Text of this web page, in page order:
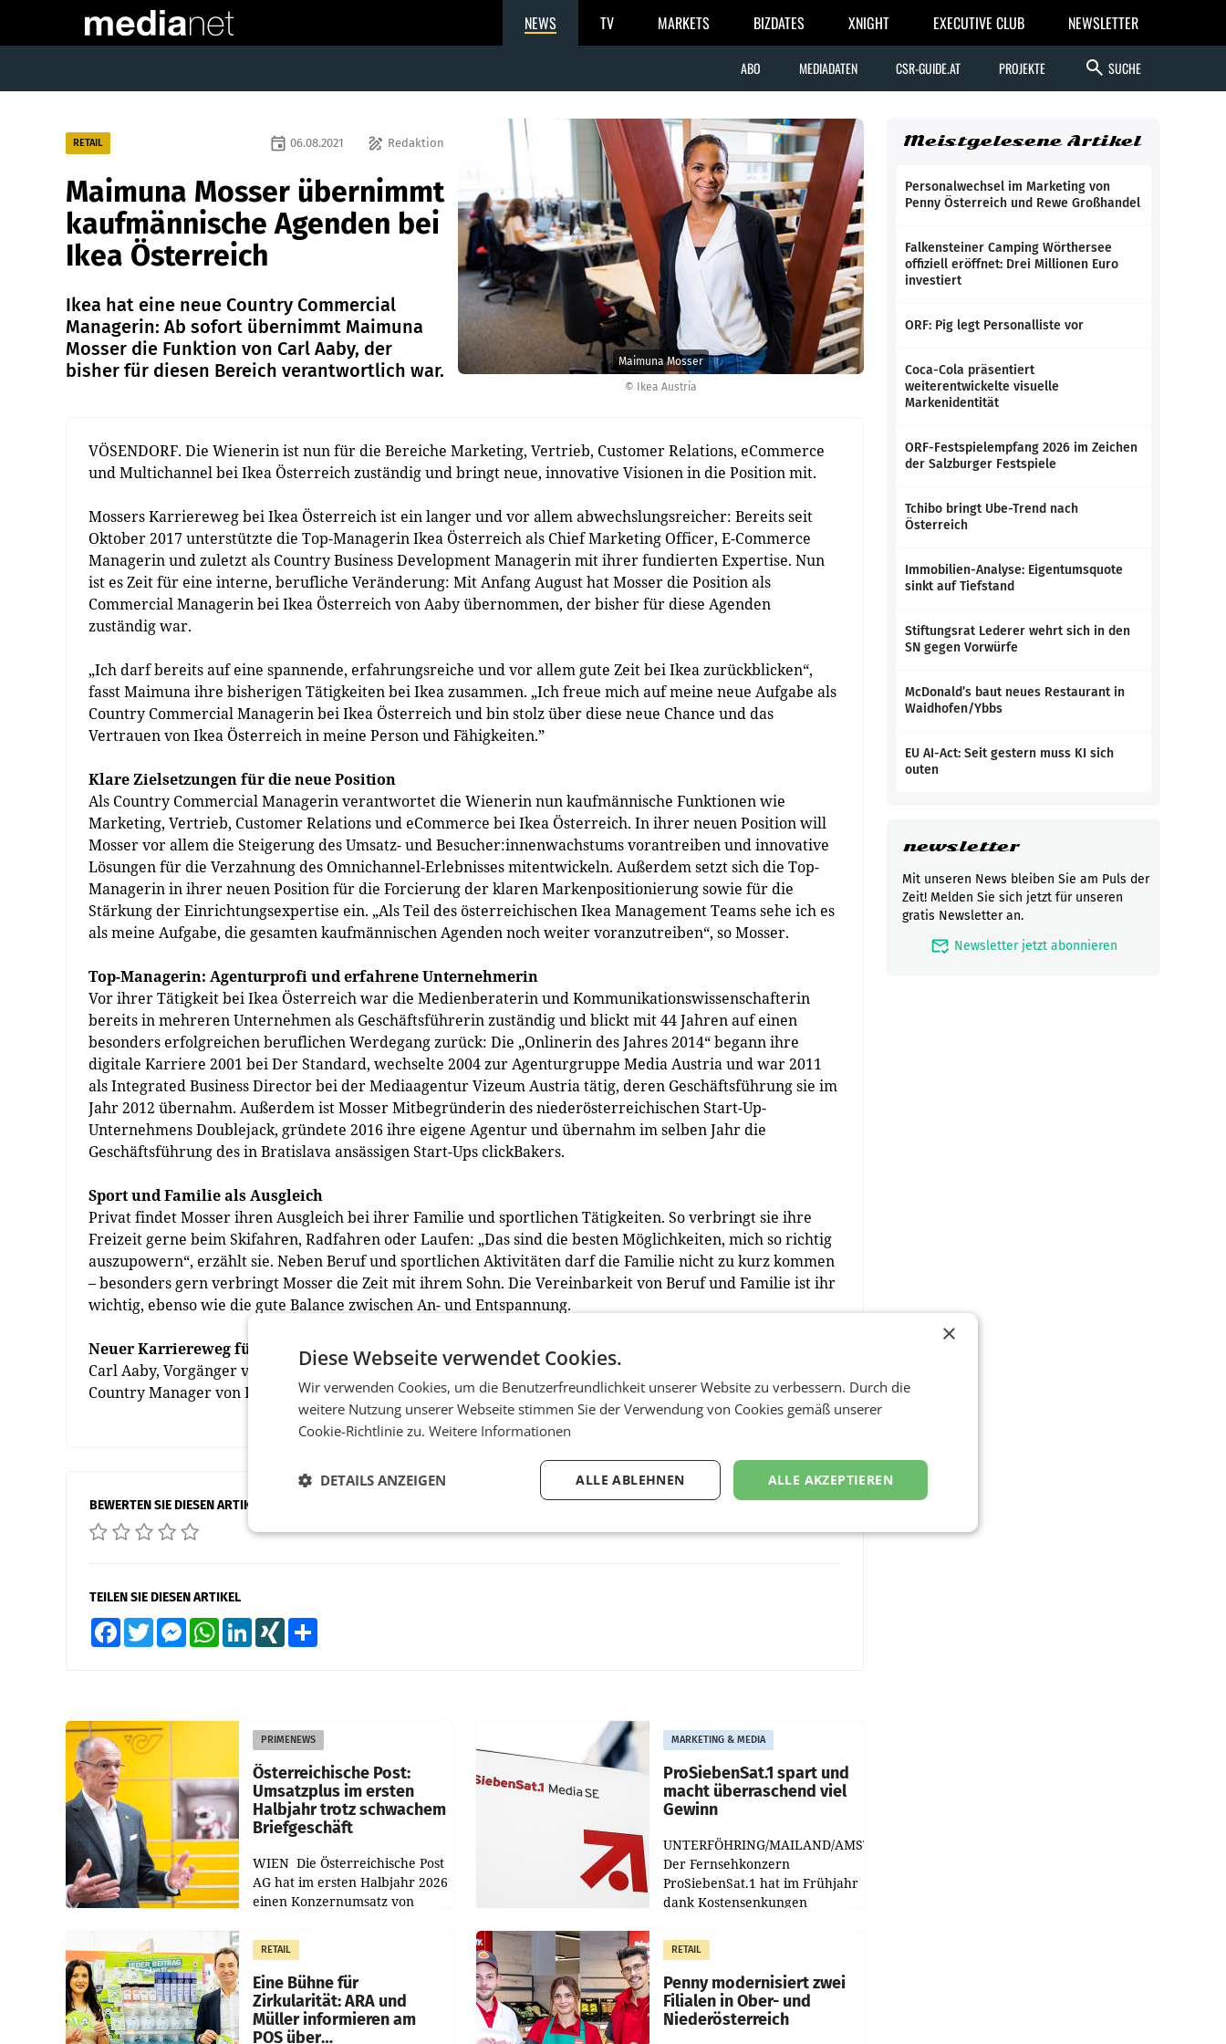
NEWS TV MARKETS BIZDATES XNIGHT EXECUTIVE CLUB NEWSLETTER
ABO MEDIADATEN CSR-GUIDE.AT PROJEKTE search SUCHE
© Ikea Austria
Maimuna Mosser
RETAIL draw Redaktion
event 06.08.2021
Maimuna Mosser übernimmt
kaufmännische Agenden bei
Ikea Österreich
Ikea hat eine neue Country Commercial
Managerin: Ab sofort übernimmt Maimuna
Mosser die Funktion von Carl Aaby, der
bisher für diesen Bereich verantwortlich war.
VÖSENDORF. Die Wienerin ist nun für die Bereiche Marketing, Vertrieb, Customer Relations, eCommerce
und Multichannel bei Ikea Österreich zuständig und bringt neue, innovative Visionen in die Position mit.
Mossers Karriereweg bei Ikea Österreich ist ein langer und vor allem abwechslungsreicher: Bereits seit
Oktober 2017 unterstützte die Top-Managerin Ikea Österreich als Chief Marketing Officer, E-Commerce
Managerin und zuletzt als Country Business Development Managerin mit ihrer fundierten Expertise. Nun
ist es Zeit für eine interne, berufliche Veränderung: Mit Anfang August hat Mosser die Position als
Commercial Managerin bei Ikea Österreich von Aaby übernommen, der bisher für diese Agenden
zuständig war.
„Ich darf bereits auf eine spannende, erfahrungsreiche und vor allem gute Zeit bei Ikea zurückblicken“,
fasst Maimuna ihre bisherigen Tätigkeiten bei Ikea zusammen. „Ich freue mich auf meine neue Aufgabe als
Country Commercial Managerin bei Ikea Österreich und bin stolz über diese neue Chance und das
Vertrauen von Ikea Österreich in meine Person und Fähigkeiten.”
Klare Zielsetzungen für die neue Position
Als Country Commercial Managerin verantwortet die Wienerin nun kaufmännische Funktionen wie
Marketing, Vertrieb, Customer Relations und eCommerce bei Ikea Österreich. In ihrer neuen Position will
Mosser vor allem die Steigerung des Umsatz- und Besucher:innenwachstums vorantreiben und innovative
Lösungen für die Verzahnung des Omnichannel-Erlebnisses mitentwickeln. Außerdem setzt sich die Top-
Managerin in ihrer neuen Position für die Forcierung der klaren Markenpositionierung sowie für die
Stärkung der Einrichtungsexpertise ein. „Als Teil des österreichischen Ikea Management Teams sehe ich es
als meine Aufgabe, die gesamten kaufmännischen Agenden noch weiter voranzutreiben“, so Mosser.
Top-Managerin: Agenturprofi und erfahrene Unternehmerin
Vor ihrer Tätigkeit bei Ikea Österreich war die Medienberaterin und Kommunikationswissenschafterin
bereits in mehreren Unternehmen als Geschäftsführerin zuständig und blickt mit 44 Jahren auf einen
besonders erfolgreichen beruflichen Werdegang zurück: Die „Onlinerin des Jahres 2014“ begann ihre
digitale Karriere 2001 bei Der Standard, wechselte 2004 zur Agenturgruppe Media Austria und war 2011
als Integrated Business Director bei der Mediaagentur Vizeum Austria tätig, deren Geschäftsführung sie im
Jahr 2012 übernahm. Außerdem ist Mosser Mitbegründerin des niederösterreichischen Start-Up-
Unternehmens Doublejack, gründete 2016 ihre eigene Agentur und übernahm im selben Jahr die
Geschäftsführung des in Bratislava ansässigen Start-Ups clickBakers.
Sport und Familie als Ausgleich
Privat findet Mosser ihren Ausgleich bei ihrer Familie und sportlichen Tätigkeiten. So verbringt sie ihre
Freizeit gerne beim Skifahren, Radfahren oder Laufen: „Das sind die besten Möglichkeiten, mich so richtig
auszupowern“, erzählt sie. Neben Beruf und sportlichen Aktivitäten darf die Familie nicht zu kurz kommen
– besonders gern verbringt Mosser die Zeit mit ihrem Sohn. Die Vereinbarkeit von Beruf und Familie ist ihr
wichtig, ebenso wie die gute Balance zwischen An- und Entspannung.
Neuer Karriereweg für Aaby
Carl Aaby, Vorgänger von Mosser als Country Commercial Manager bei Ikea Österreich, stellt sich als
Country Manager von Ikea Norwegen in Kürze ebenfalls einer neuen beruflichen Herausforderung. (red)
BEWERTEN SIE DIESEN ARTIKEL
TEILEN SIE DIESEN ARTIKEL
FacebookTwitter MessengerWhatsAppLinkedInXING
PRIMENEWS
Österreichische Post:
Umsatzplus im ersten
Halbjahr trotz schwachem
Briefgeschäft
WIEN Die Österreichische Post
AG hat im ersten Halbjahr 2026
einen Konzernumsatz von
erwirtschaftet, was einem Plus
von 3,8 Prozent gegenüber
dem Vergleichszeitraum
MARKETING & MEDIA
ProSiebenSat.1 spart und
macht überraschend viel
Gewinn
UNTERFÖHRING/MAILAND/AMSTERDAM.
Der Fernsehkonzern
ProSiebenSat.1 hat im Frühjahr
dank Kostensenkungen
gemacht und die
Markterwartung deutlich
übertroffen.
RETAIL
Eine Bühne für
Zirkularität: ARA und
Müller informieren am
POS über
RETAIL
Penny modernisiert zwei
Filialen in Ober- und
Niederösterreich
Meistgelesene Artikel
Personalwechsel im Marketing von
Penny Österreich und Rewe Großhandel
Falkensteiner Camping Wörthersee
offiziell eröffnet: Drei Millionen Euro
investiert
ORF: Pig legt Personalliste vor
Coca-Cola präsentiert
weiterentwickelte visuelle
Markenidentität
ORF-Festspielempfang 2026 im Zeichen
der Salzburger Festspiele
Tchibo bringt Ube-Trend nach
Österreich
Immobilien-Analyse: Eigentumsquote
sinkt auf Tiefstand
Stiftungsrat Lederer wehrt sich in den
SN gegen Vorwürfe
McDonald’s baut neues Restaurant in
Waidhofen/Ybbs
EU AI-Act: Seit gestern muss KI sich
outen
newsletter
Mit unseren News bleiben Sie am Puls der
Zeit! Melden Sie sich jetzt für unseren
gratis Newsletter an.
mark_email_read Newsletter jetzt abonnieren
×
Diese Webseite verwendet Cookies.
Wir verwenden Cookies, um die Benutzerfreundlichkeit unserer Website zu verbessern. Durch die
weitere Nutzung unserer Webseite stimmen Sie der Verwendung von Cookies gemäß unserer
Cookie-Richtlinie zu. Weitere Informationen
ALLE AKZEPTIEREN
ALLE ABLEHNEN
DETAILS ANZEIGEN